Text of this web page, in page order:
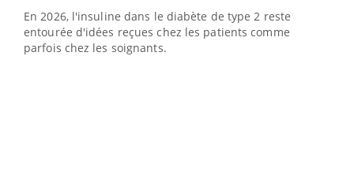
En 2026, l'insuline dans le diabète de type 2 reste
entourée d'idées reçues chez les patients comme
parfois chez les soignants.